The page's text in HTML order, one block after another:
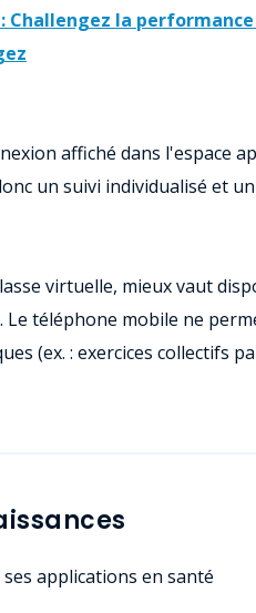
Challengez la
affiché dans l'espace
un suivi individualisé et
virtuelle, mieux vaut
téléphone mobile ne
(ex. : exercices collectifs
applications en santé